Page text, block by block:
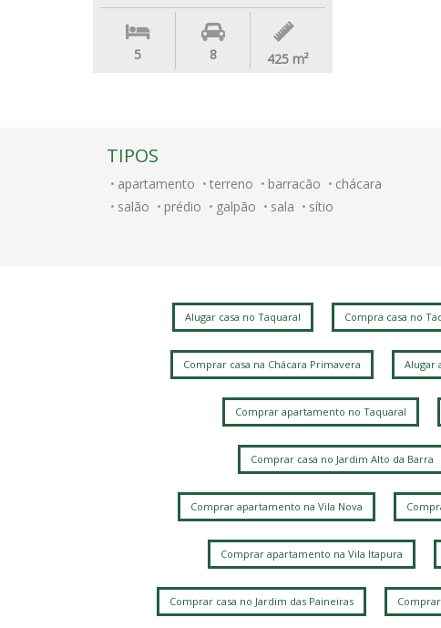
5 8 425 m²
TIPOS
apartamento terreno barracão
chácara
salão
prédio galpão sala sítio
Alugar casa no Taquaral Compra casa no
Comprar casa na Chácara Primavera Alugar
Comprar apartamento no Taquaral
Comprar casa no Jardim Alto da Barra
Comprar apartamento na Vila Nova
Comprar apartamento na Vila Itapura
Comprar casa no Jardim das Paineiras